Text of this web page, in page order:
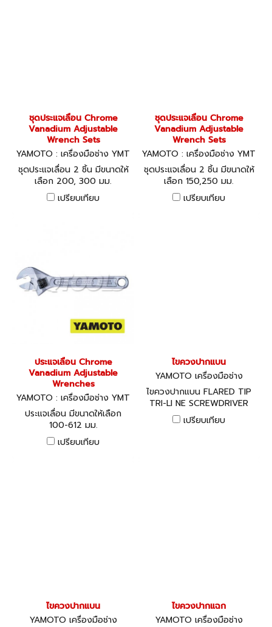
ชุดประแจเลื่อน Chrome
Vanadium Adjustable
Wrench Sets
YAMOTO : เครื่องมือช่าง YMT
-501-3500K
ชุดประแจเลื่อน 2 ชิ้น มีขนาดให้
เลือก 200, 300 มม.
เปรียบเทียบ
ชุดประแจเลื่อน Chrome
Vanadium Adjustable
Wrench Sets
YAMOTO : เครื่องมือช่าง YMT
-501-3400K
ชุดประแจเลื่อน 2 ชิ้น มีขนาดให้
เลือก 150,250 มม.
เปรียบเทียบ
ประแจเลื่อน Chrome
Vanadium Adjustable
Wrenches
YAMOTO : เครื่องมือช่าง YMT
-501-3040K - YMT-3240K
ประแจเลื่อน มีขนาดให้เลือก
100-612 มม.
เปรียบเทียบ
ไขควงปากแบน
YAMOTO เครื่องมือช่าง
ไขควงปากแบน FLARED TIP
TRI-LI NE SCREWDRIVER
เปรียบเทียบ
ไขควงปากแบน
YAMOTO เครื่องมือช่าง
ไขควงปากแฉก
YAMOTO เครื่องมือช่าง